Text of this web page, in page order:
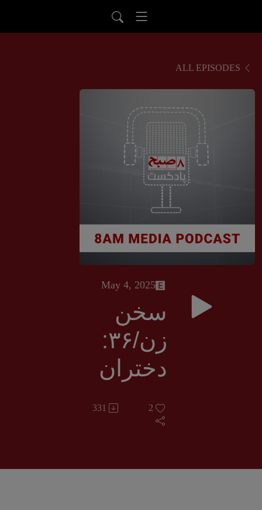
May 4, 2025
سخن
زن/۳۶:‌
دختران
روستا و
آرزوهای
2
331